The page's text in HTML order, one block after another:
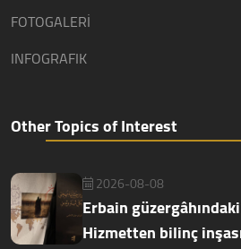
FOTOGALERİ
INFOGRAFIK
Other Topics of Interest
2026-08-08
Erbain
Hizmetten bilinç